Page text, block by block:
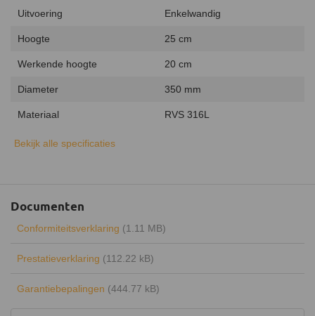
Uitvoering Enkelwandig
Hoogte 25 cm
Werkende hoogte 20 cm
Diameter 350 mm
Materiaal RVS 316L
Aansluiting
Certificering
Bekijk alle specificaties
Documenten
Conformiteitsverklaring (1.11 MB)
Prestatieverklaring (112.22 kB)
Garantiebepalingen (444.77 kB)